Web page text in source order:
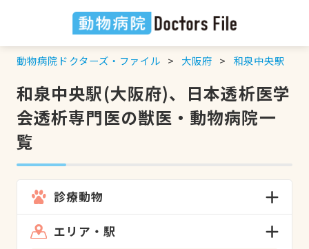
動物病院ドクターズ・ファイル 大阪府 和泉中央駅
和泉中央駅(大阪府)、日本透析医学
会透析専門医の獣医・動物病院一
覧
診療動物
エリア・駅